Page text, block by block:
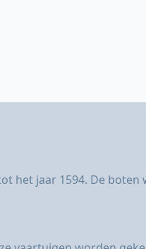
het jaar 1594. De